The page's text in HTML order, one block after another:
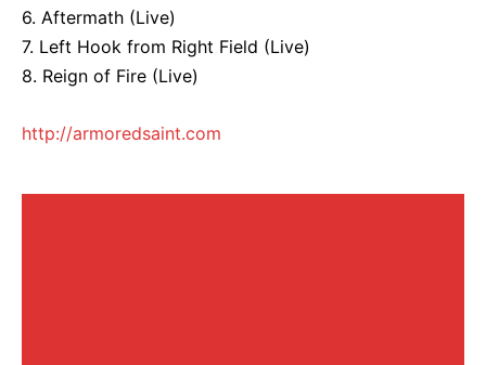
6. Aftermath (Live)
7. Left Hook from Right Field (Live)
8. Reign of Fire (Live)
http://armoredsaint.com